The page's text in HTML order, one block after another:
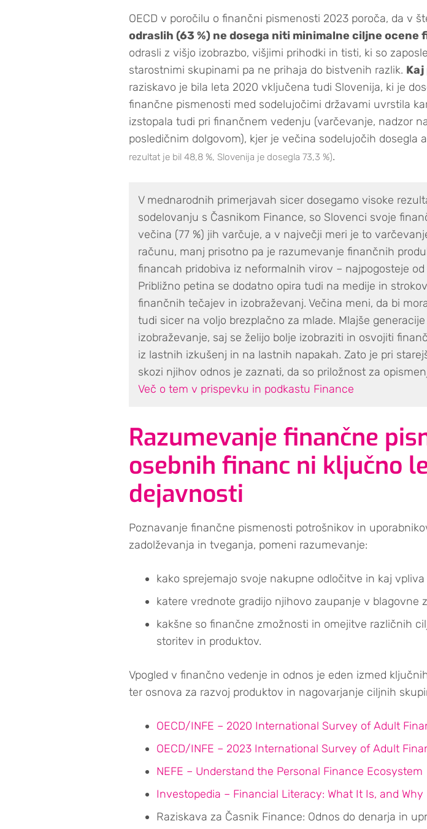
OECD v poročilu o finančni pismenosti 2023 poroča, da v
odraslih (63 %) ne dosega niti minimalne ciljne ocene
odrasli z višjo izobrazbo, višjimi prihodki in tisti, ki so
starostnimi skupinami pa ne prihaja do bistvenih razlik.
raziskavo je bila leta 2020 vključena tudi Slovenija, ki je
finančne pismenosti med sodelujočimi državami uvrstila
izstopala tudi pri finančnem vedenju (varčevanje, nadzor
posledičnim dolgovom), kjer je večina sodelujočih dosegla
rezultat je bil 48,8 %, Slovenija je dosegla 73,3 %).
V mednarodnih primerjavah sicer dosegamo visoke
sodelovanju s Časnikom Finance, so Slovenci svoje
večina (77 %) jih varčuje, a v največji meri je to
računu, manj prisotno pa je razumevanje finančnih
financah pridobiva iz neformalnih virov – najpogosteje
Približno petina se dodatno opira tudi na medije in
finančnih tečajev in izobraževanj. Večina meni, da bi
tudi sicer na voljo brezplačno za mlade. Mlajše
izobraževanje, saj se želijo bolje izobraziti in osvojiti
iz lastnih izkušenj in na lastnih napakah. Zato je pri
skozi njihov odnos je zaznati, da so priložnost za
Več o tem v prispevku in podkastu Finance
Razumevanje finančne
osebnih financ ni ključno
dejavnosti
Poznavanje finančne pismenosti potrošnikov in
zadolževanja in tveganja, pomeni razumevanje:
kako sprejemajo svoje nakupne odločitve in kaj
katere vrednote gradijo njihovo zaupanje v blagovne
kakšne so finančne zmožnosti in omejitve različnih
storitev in produktov.
Vpogled v finančno vedenje in odnos je eden izmed
ter osnova za razvoj produktov in nagovarjanje ciljnih
OECD/INFE – 2020 International Survey of Adult
OECD/INFE – 2023 International Survey of Adult
NEFE – Understand the Personal Finance Ecosystem
Investopedia – Financial Literacy: What It Is, and
Raziskava za Časnik Finance: Odnos do denarja in